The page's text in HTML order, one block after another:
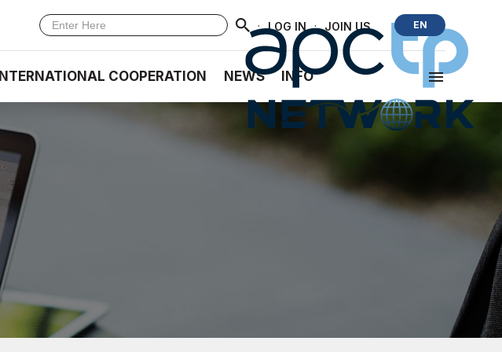
· LOG IN · JOIN US EN
INTERNATIONAL COOPERATION NEWS INFO